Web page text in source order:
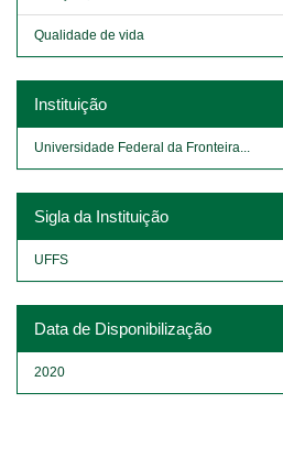
Qualidade de vida
Instituição
Universidade Federal da Fronteira...
Sigla da Instituição
UFFS
Data de Disponibilização
2020